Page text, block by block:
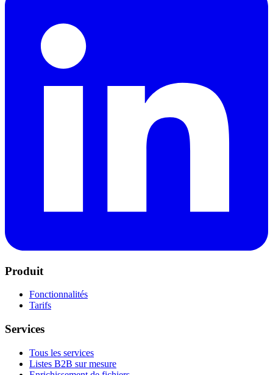
Produit
Fonctionnalités
Tarifs
Services
Tous les services
Listes B2B sur mesure